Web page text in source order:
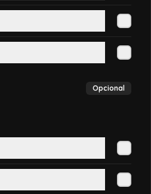
Salmón, queso crema, y cebollín, envuelto
California ebi
en sésamo o ciboulette
Opcional